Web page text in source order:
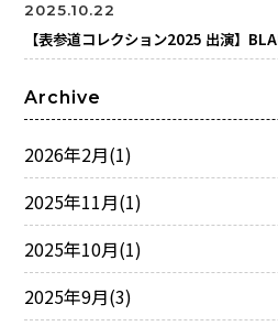
2025.10.22
【表参道コレクション2025 出演】
Archive
2026年2月(1)
2025年11月(1)
2025年10月(1)
2025年9月(3)